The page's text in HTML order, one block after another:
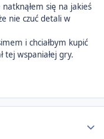
się na jakieś
nie czuć detali w
i chciałbym kupić
tej wspaniałej gry.